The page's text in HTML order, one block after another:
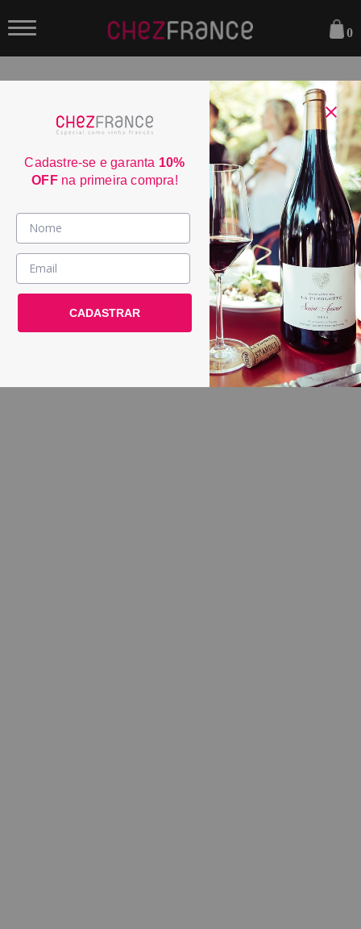
Vinhos >
País / Região >
Le Club >
0
Cadastre-se e garanta 10%
OFFna primeira compra!
CADASTRAR